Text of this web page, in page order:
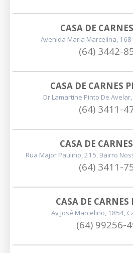
CASA DE
Avenida Maria Marcelina,
(64) 3442-
CASA DE CARNES
Dr Lamartine Pinto De
(64) 3411-
CASA DE
Rua Major Paulino, 215, Bairro
(64) 3411-
CASA DE CARNES
Av José Marcelino, 1854,
(64) 99256-